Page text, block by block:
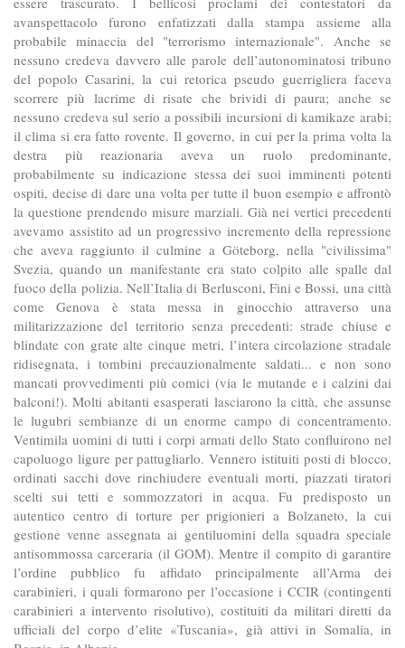
avanspettacolo furono enfatizzati dalla stampa assieme alla
probabile minaccia del "terrorismo internazionale". Anche se
nessuno credeva davvero alle parole dell’autonominatosi tribuno
del popolo Casarini, la cui retorica pseudo guerrigliera faceva
scorrere più lacrime di risate che brividi di paura; anche se
nessuno credeva sul serio a possibili incursioni di kamikaze arabi;
il clima si era fatto rovente. Il governo, in cui per la prima volta la
destra più reazionaria aveva un ruolo predominante,
probabilmente su indicazione stessa dei suoi imminenti potenti
ospiti, decise di dare una volta per tutte il buon esempio e affrontò
la questione prendendo misure marziali. Già nei vertici precedenti
avevamo assistito ad un progressivo incremento della repressione
che aveva raggiunto il culmine a Göteborg, nella "civilissima"
Svezia, quando un manifestante era stato colpito alle spalle dal
fuoco della polizia. Nell’Italia di Berlusconi, Fini e Bossi, una città
come Genova è stata messa in ginocchio attraverso una
militarizzazione del territorio senza precedenti: strade chiuse e
blindate con grate alte cinque metri, l’intera circolazione stradale
ridisegnata, i tombini precauzionalmente saldati... e non sono
mancati provvedimenti più comici (via le mutande e i calzini dai
balconi!). Molti abitanti esasperati lasciarono la città, che assunse
le lugubri sembianze di un enorme campo di concentramento.
Ventimila uomini di tutti i corpi armati dello Stato confluirono nel
capoluogo ligure per pattugliarlo. Vennero istituiti posti di blocco,
ordinati sacchi dove rinchiudere eventuali morti, piazzati tiratori
scelti sui tetti e sommozzatori in acqua. Fu predisposto un
autentico centro di torture per prigionieri a Bolzaneto, la cui
gestione venne assegnata ai gentiluomini della squadra speciale
antisommossa carceraria (il GOM). Mentre il compito di garantire
l’ordine pubblico fu affidato principalmente all’Arma dei
carabinieri, i quali formarono per l’occasione i CCIR (contingenti
carabinieri a intervento risolutivo), costituiti da militari diretti da
ufficiali del corpo d’elite «Tuscania», già attivi in Somalia, in